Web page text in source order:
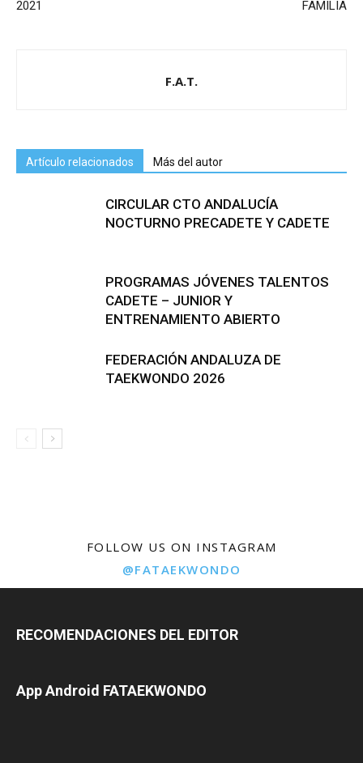
2021
FAMILIA
F.A.T.
Artículo relacionados Más del autor
CIRCULAR CTO ANDALUCÍA
NOCTURNO PRECADETE Y CADETE
PROGRAMAS JÓVENES TALENTOS
CADETE – JUNIOR Y
ENTRENAMIENTO ABIERTO
FEDERACIÓN ANDALUZA DE
TAEKWONDO 2026
FOLLOW US ON INSTAGRAM
@FATAEKWONDO
RECOMENDACIONES DEL EDITOR
App Android FATAEKWONDO